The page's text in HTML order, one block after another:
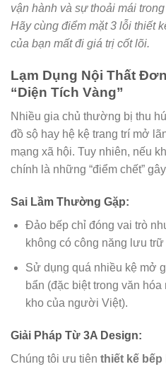
vận hành và sự thoải mái
Hãy cùng điểm mặt 3 lỗi thiết
của bạn mất đi giá trị cốt lõi.
Lạm Dụng Nội Thất
“Diện Tích Vàng”
Nhiều gia chủ thường bị thu
đồ sộ hay hệ kệ trang trí mở
mạng xã hội. Tuy nhiên, nếu
chính là những “điểm chết”
Sai Lầm Thường Gặp:
Đảo bếp chỉ đóng vai trò
không có công năng lưu
Sử dụng quá nhiều kệ mở
bẩn (đặc biệt trong văn
kho của người Việt).
Giải Pháp Từ 3A Design:
Chúng tôi ưu tiên thiết kế bếp